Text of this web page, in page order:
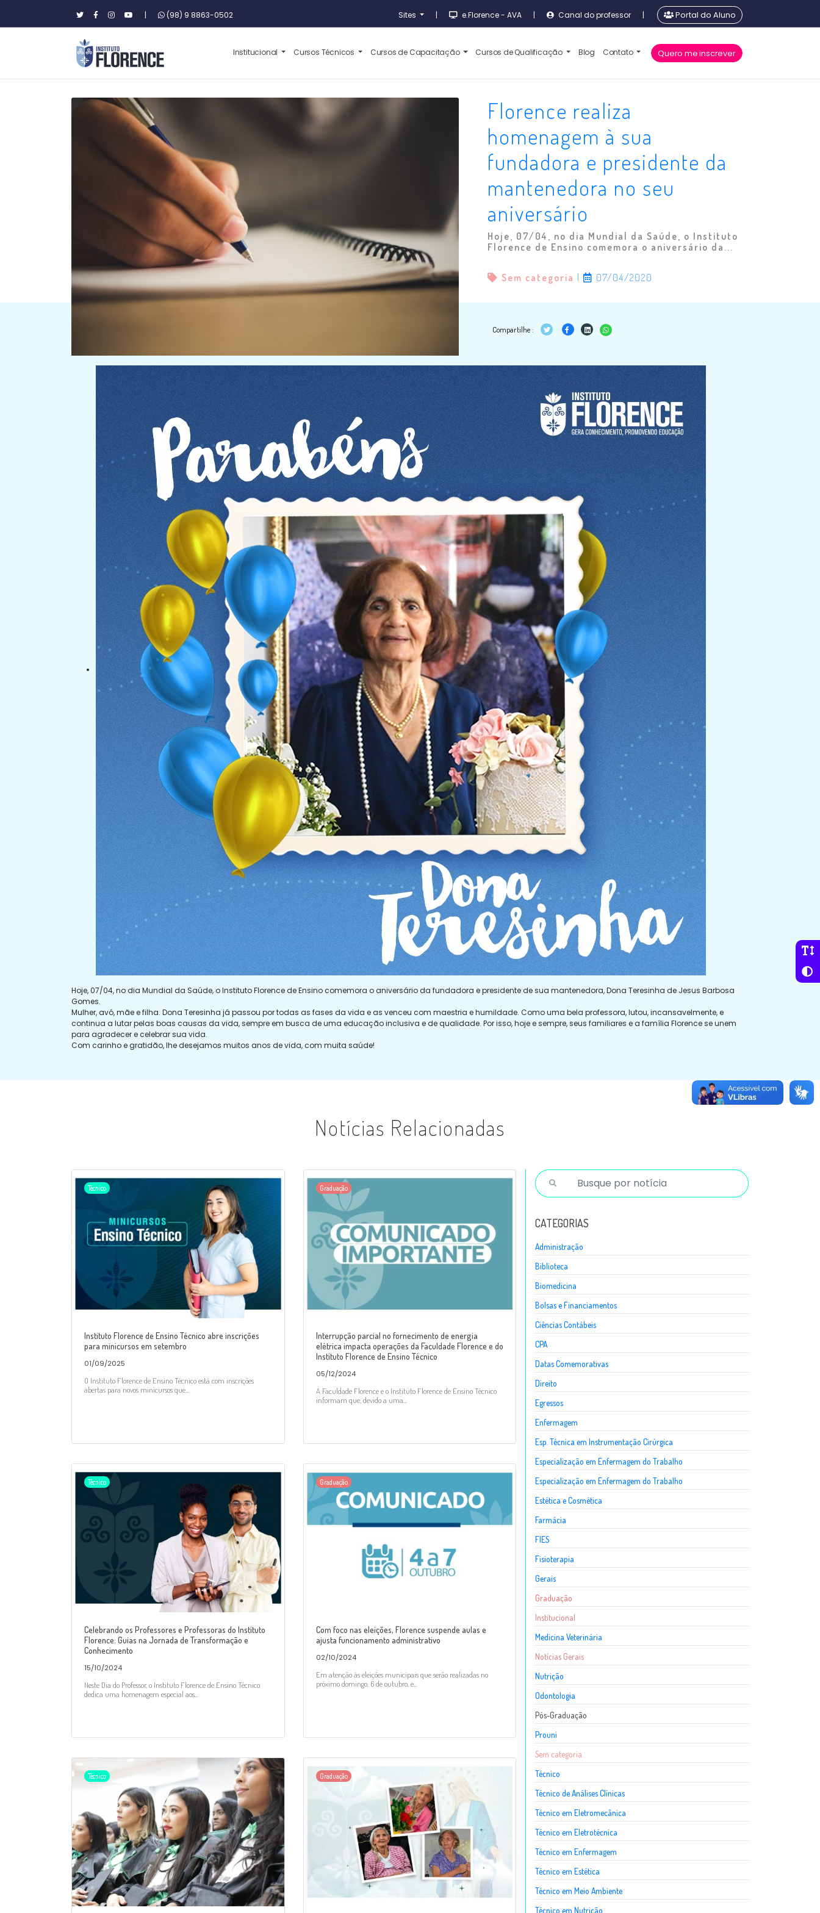
| (98) 9 8863-0502 Sites | e.Florence - AVA | Canal do professor | Portal do Aluno
Institucional Cursos Técnicos Cursos de Capacitação Cursos de Qualificação Blog Contato Quero me inscrever
Florence realiza
homenagem à sua
fundadora e presidente da
mantenedora no seu
aniversário
Hoje, 07/04, no dia Mundial da Saúde, o Instituto
Florence de Ensino comemora o aniversário da...
Sem categoria 07/04/2020
Compartilhe :
Hoje, 07/04, no dia Mundial da Saúde, o Instituto Florence de Ensino comemora o aniversário da fundadora e presidente de sua mantenedora, Dona Teresinha de Jesus Barbosa
Gomes.
Mulher, avó, mãe e filha. Dona Teresinha já passou por todas as fases da vida e as venceu com maestria e humildade. Como uma bela professora, lutou, incansavelmente, e
continua a lutar pelas boas causas da vida, sempre em busca de uma educação inclusiva e de qualidade. Por isso, hoje e sempre, seus familiares e a família Florence se unem
para agradecer e celebrar sua vida.
Com carinho e gratidão, lhe desejamos muitos anos de vida, com muita saúde!
Notícias Relacionadas
Técnico
Instituto Florence de Ensino Técnico abre inscrições
para minicursos em setembro
01/09/2025
O Instituto Florence de Ensino Técnico está com inscrições
abertas para novos minicursos que...
Graduação
Interrupção parcial no fornecimento de energia
elétrica impacta operações da Faculdade Florence e do
Instituto Florence de Ensino Técnico
05/12/2024
A Faculdade Florence e o Instituto Florence de Ensino Técnico
informam que, devido a uma...
Técnico
Celebrando os Professores e Professoras do Instituto
Florence: Guias na Jornada de Transformação e
Conhecimento
15/10/2024
Neste Dia do Professor, o Instituto Florence de Ensino Técnico
dedica uma homenagem especial aos...
Graduação
Com foco nas eleições, Florence suspende aulas e
ajusta funcionamento administrativo
02/10/2024
Em atenção às eleições municipais que serão realizadas no
próximo domingo, 6 de outubro, e...
Técnico Graduação
CATEGORIAS
Administração
Biblioteca
Biomedicina
Bolsas e Financiamentos
Ciências Contábeis
CPA
Datas Comemorativas
Direito
Egressos
Enfermagem
Esp. Técnica em Instrumentação Cirúrgica
Especialização em Enfermagem do Trabalho
Especialização em Enfermagem do Trabalho
Estética e Cosmética
Farmácia
FIES
Fisioterapia
Gerais
Graduação
Institucional
Medicina Veterinária
Notícias Gerais
Nutrição
Odontologia
Pós-Graduação
Prouni
Sem categoria
Técnico
Técnico de Análises Clínicas
Técnico em Eletromecânica
Técnico em Eletrotécnica
Técnico em Enfermagem
Técnico em Estética
Técnico em Meio Ambiente
Técnico em Nutrição